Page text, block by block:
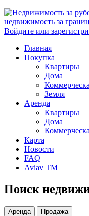
Войдите или
Главная
Покупка
Квартиры
Дома
Земля
Аренда
Квартиры
Дома
Карта
Новости
FAQ
Aviav TM
Поиск
Аренда Продажа